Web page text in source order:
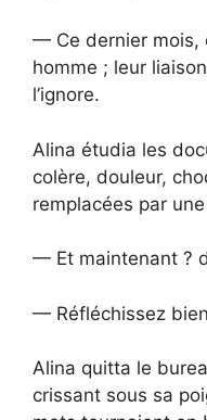
— Ce dernier mois,
homme ; leur
l’ignore.
Alina étudia les
colère, douleur,
remplacées par
— Et maintenant ?
— Réfléchissez
Alina quitta le
crissant sous sa